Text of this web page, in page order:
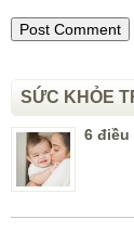
SỨC KHỎE
6 điều